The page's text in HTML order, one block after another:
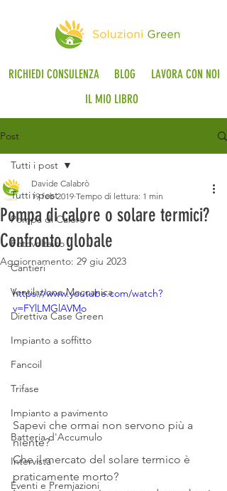
RICHIEDI CONSULENZA BLOG
LAVORA CON NOI
IL MIO LIBRO
Post
Tutti i post
Pompa di Calore
Fotovoltaico
Cantieri
Ventilazione Meccanica
Direttiva Case Green
Impianto a soffitto
Fancoil
Trifase
Impianto a pavimento
Batteria d'Accumulo
Intervista
Eventi e Premiazioni
Tutti i post
Pompa di calore o solare termici?
Confronto globale
Davide Calabrò
19 feb 2019 Tempo di lettura: 1 min
Aggiornamento: 29 giu 2023
https://www.youtube.com/watch?
v=FYlLMGlAVMo
Sapevi che ormai non servono più a
niente?
Che il mercato del solare termico è
praticamente morto?